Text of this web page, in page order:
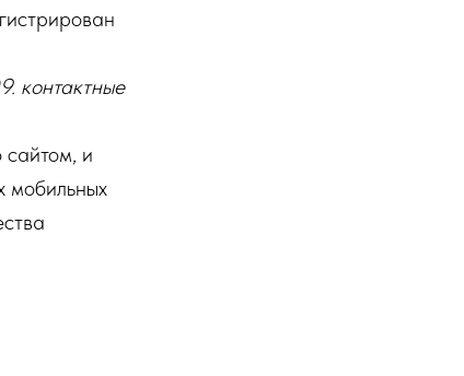
контактные
и
мобильных